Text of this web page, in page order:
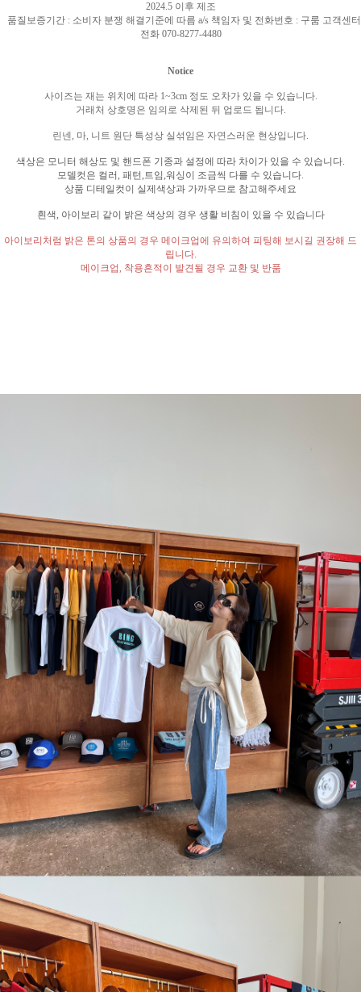
2024.5 이후 제조
품질보증기간 : 소비자 분쟁 해결기준에 따름 a/s 책임자 및 전화번호 : 구룸 고객센터
전화 070-8277-4480
Notice
사이즈는 재는 위치에 따라 1~3cm 정도 오차가 있을 수 있습니다.
거래처 상호명은 임의로 삭제된 뒤 업로드 됩니다.
린넨, 마, 니트 원단 특성상 실섞임은 자연스러운 현상입니다.
색상은 모니터 해상도 및 핸드폰 기종과 설정에 따라 차이가 있을 수 있습니다.
모델컷은 컬러, 패턴,트임,워싱이 조금씩 다를 수 있습니다.
상품 디테일컷이 실제색상과 가까우므로 참고해주세요
흰색, 아이보리 같이 밝은 색상의 경우 생활 비침이 있을 수 있습니다
아이보리처럼 밝은 톤의 상품의 경우 메이크업에 유의하여 피팅해 보시길 권장해 드
립니다.
메이크업, 착용흔적이 발견될 경우 교환 및 반품